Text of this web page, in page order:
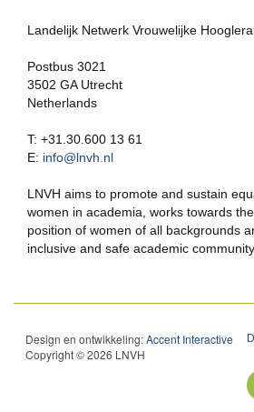
Landelijk Netwerk Vrouwelijke
Postbus 3021
3502 GA Utrecht
Netherlands
T: +31.30.600 13 61
E: info@lnvh.nl
LNVH aims to promote and sustain
women in academia, works towards
position of women of all backgrounds
inclusive and safe academic
Design en ontwikkeling:Accent Interactive
Copyright © 2026 LNVH